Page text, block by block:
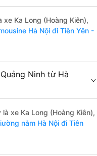
Ka Long (Hoàng Kiên),
Hà Nội đi Tiên Yên -
Ninh từ Hà
xe Ka Long (Hoàng Kiên),
nằm Hà Nội đi Tiên